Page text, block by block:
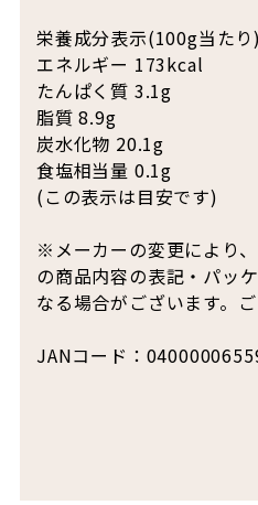
栄養成分表示(100g当たり)
エネルギー 173kcal
たんぱく質 3.1g
脂質 8.9g
炭水化物 20.1g
食塩相当量 0.1g
(この表示は目安です)
※メーカーの変更により
の商品内容の表記・パッ
なる場合がございます。
JANコード：